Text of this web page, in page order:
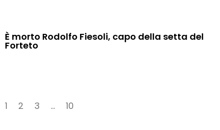
È morto Rodolfo Fiesoli, capo della setta del
Forteto
1 2 3 … 10